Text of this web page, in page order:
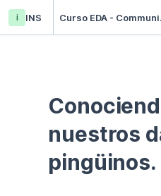
i INS
nuestros